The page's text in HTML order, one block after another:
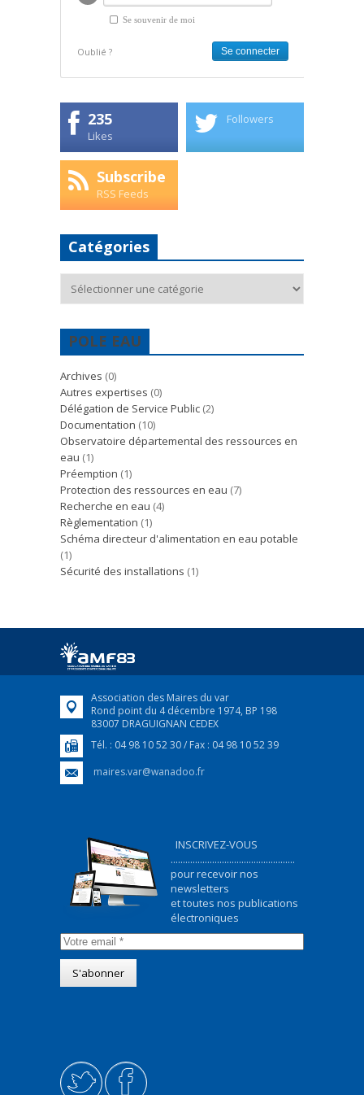
Se souvenir de moi
Oublié ?
235
Likes
Followers
Subscribe
RSS Feeds
Catégories
POLE EAU
Archives (0)
Autres expertises (0)
Délégation de Service Public (2)
Documentation (10)
Observatoire départemental des ressources en
eau (1)
Préemption (1)
Protection des ressources en eau (7)
Recherche en eau (4)
Règlementation (1)
Schéma directeur d'alimentation en eau potable
(1)
Sécurité des installations (1)
Association des Maires du var
Rond point du 4 décembre 1974, BP 198
83007 DRAGUIGNAN CEDEX
Tél. : 04 98 10 52 30 / Fax : 04 98 10 52 39
maires.var@wanadoo.fr
INSCRIVEZ-VOUS
...................................................
pour recevoir nos
newsletters
et toutes nos publications
électroniques